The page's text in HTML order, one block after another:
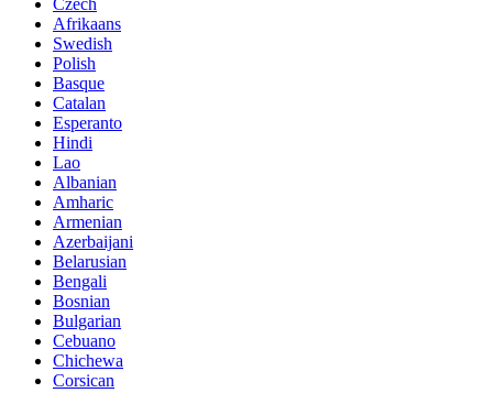
Czech
Afrikaans
Swedish
Polish
Basque
Catalan
Esperanto
Hindi
Lao
Albanian
Amharic
Armenian
Azerbaijani
Belarusian
Bengali
Bosnian
Bulgarian
Cebuano
Chichewa
Corsican